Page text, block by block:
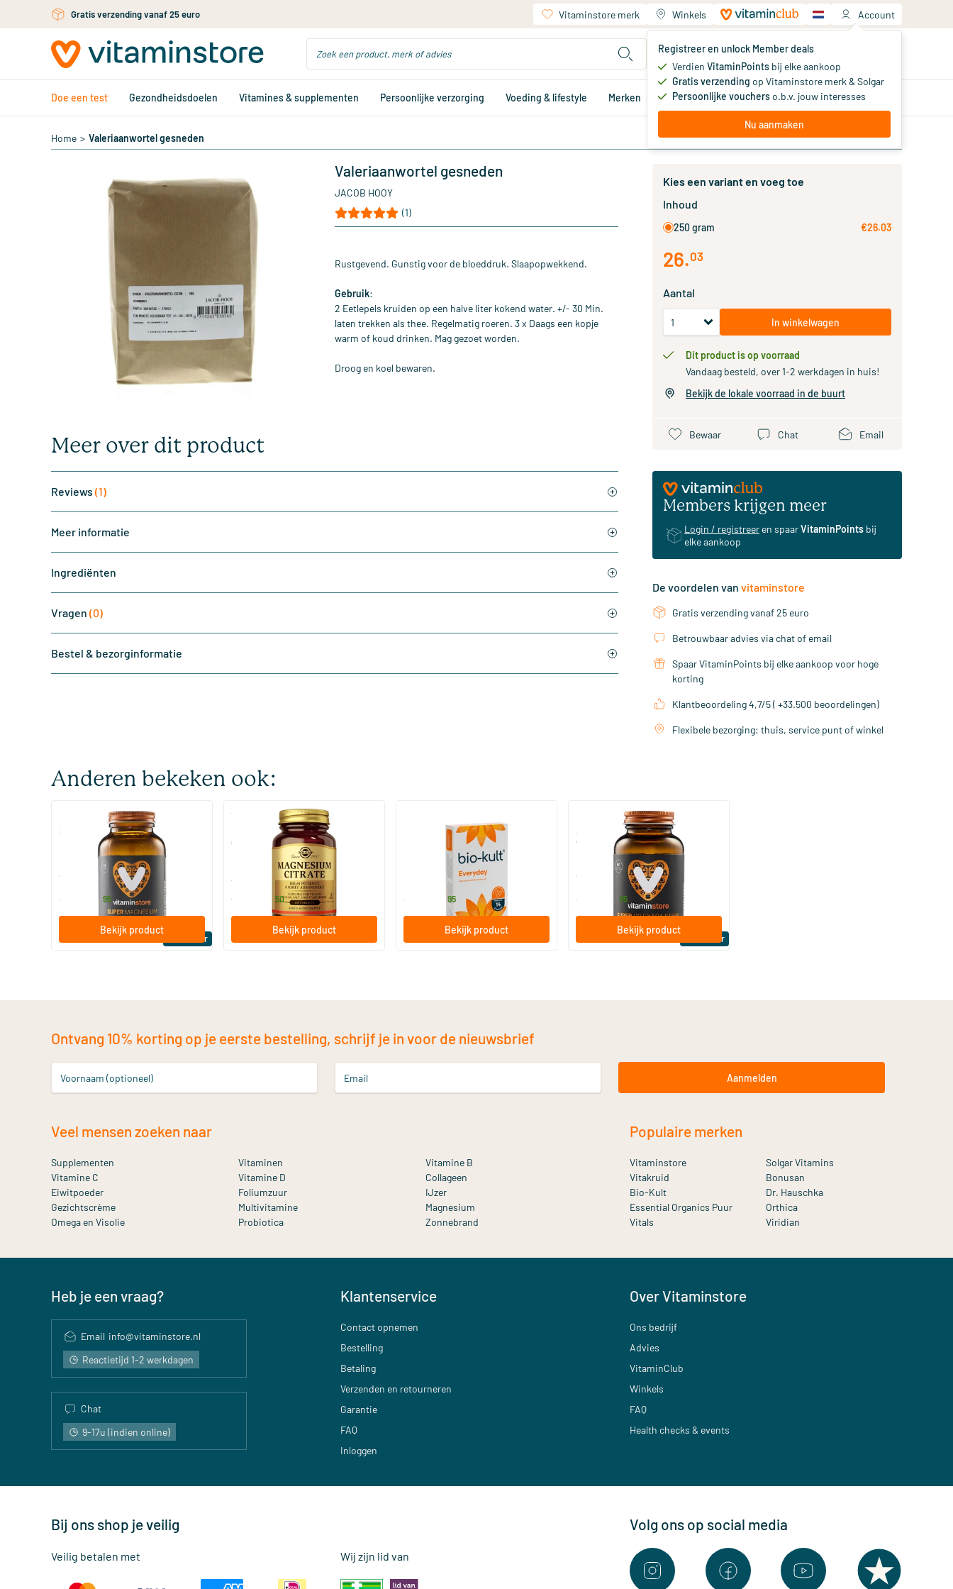
Ga naar de hoofdinhoudGratis verzending vanaf 25 euro Vitaminstore merk Winkels Account
Registreer en unlock Member deals
Verdien VitaminPoints bij elke aankoop
Gratis verzending op Vitaminstore merk & Solgar
Persoonlijke voucherso.b.v. jouw interesses
Nu aanmaken
Jouw winkelwagen
Je hebt nog geen producten
Doe een test Gezondheidsdoelen Vitamines & supplementen Persoonlijke verzorging Voeding & lifestyle Merken Aanbiedingen Memberdeals
Home > Valeriaanwortel gesneden
Valeriaanwortel gesneden
JACOB HOOY
(1)
Rustgevend. Gunstig voor de bloeddruk. Slaapopwekkend.
Gebruik:
2 Eetlepels kruiden op een halve liter kokend water. +/- 30 Min.
laten trekken als thee. Regelmatig roeren. 3 x Daags een kopje
warm of koud drinken. Mag gezoet worden.
Droog en koel bewaren.
Meer over dit product
Reviews (1)
Meer informatie
Ingrediënten
Vragen (0)
Bestel & bezorginformatie
Kies een variant en voeg toe
Inhoud
250 gram €26.03
26.03
Aantal
In winkelwagen
Dit product is op voorraad
Vandaag besteld, over 1-2 werkdagen in huis!
Bekijk de lokale voorraad in de buurt
Bewaar Chat Email
Members krijgen meer
Login / registreer en spaarVitaminPoints bij
elke aankoop
De voordelen van vitaminstore
Gratis verzending vanaf 25 euro
Betrouwbaar advies via chat of email
Spaar VitaminPoints bij elke aankoop voor hoge
korting
Klantbeoordeling 4,7/5 ( +33.500 beoordelingen)
Flexibele bezorging: thuis, service punt of winkel
Anderen bekeken ook:
Bestseller
(510)
Super Magnesium
60/​120 tabletten
Vitaminstore
vanaf 95
Bekijk product
(287)
Magnesium Citrate (Magnesium
Citraat)
60/​120 tabletten
Solgar Vitamins
vanaf 50
Bekijk product
Bio-Kult Probiotica
30/​60/​120 capsules
vanaf .95
Bekijk product
Bestseller
(158)
Super D3 Extra Sterk 75 mcg
vitamine D
60/​120 softgels
Vitaminstore
vanaf 95
Bekijk product
Ontvang 10% korting op je eerste bestelling, schrijf je in voor de nieuwsbrief
Voornaam (optioneel) Email Aanmelden
Veel mensen zoeken naar
Supplementen Vitaminen
Vitamine B
Vitamine C
Vitamine D
Collageen
Eiwitpoeder
Foliumzuur
IJzer
Gezichtscrème
Multivitamine
Magnesium
Omega en Visolie
Probiotica Zonnebrand
Populaire merken
Vitaminstore
Solgar Vitamins
Vitakruid
Bonusan
Bio-Kult
Dr. Hauschka
Essential Organics Puur
Orthica
Vitals
Viridian
Heb je een vraag?
Email info@vitaminstore.nl
Reactietijd 1-2 werkdagen
Chat
9-17u (indien online)
Klantenservice
Contact opnemen
Bestelling
Betaling
Verzenden en retourneren
Garantie
FAQ
Inloggen
Over Vitaminstore
Ons bedrijf
Advies
VitaminClub
Winkels
FAQ
Health checks & events
Bij ons shop je veilig
Veilig betalen met Wij zijn lid van
Volg ons op social media